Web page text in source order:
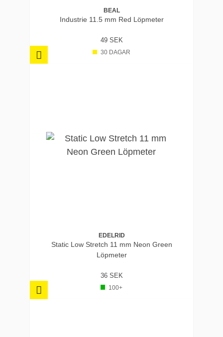
BEAL
Industrie 11.5 mm Red Löpmeter
49 SEK
30 DAGAR
EDELRID
Static Low Stretch 11 mm Neon Green
Löpmeter
36 SEK
100+